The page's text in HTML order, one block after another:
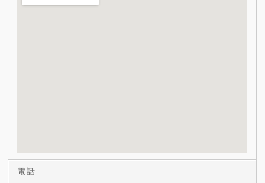
電話